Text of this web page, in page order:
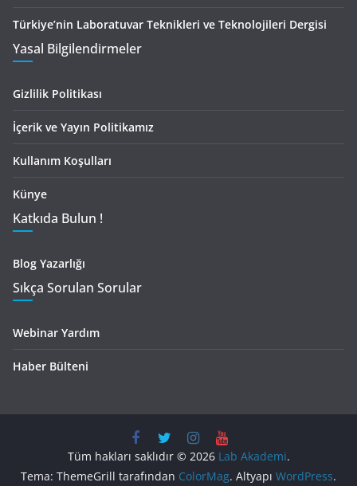
Türkiye’nin Laboratuvar Teknikleri ve Teknolojileri Dergisi
Yasal Bilgilendirmeler
Gizlilik Politikası
İçerik ve Yayın Politikamız
Kullanım Koşulları
Künye
Katkıda Bulun !
Blog Yazarlığı
Sıkça Sorulan Sorular
Webinar Yardım
Haber Bülteni
Tüm hakları saklıdır © 2026 Lab Akademi.
Tema: ThemeGrill tarafından ColorMag. Altyapı WordPress.